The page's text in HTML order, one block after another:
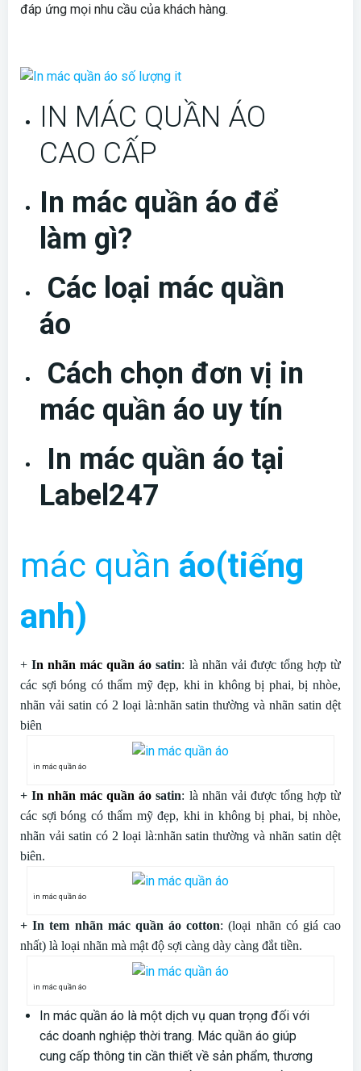
đáp ứng mọi nhu cầu của khách hàng.
IN MÁC QUẦN ÁO
CAO CẤP
In mác quần áo để
làm gì?
Các loại mác quần
áo
Cách chọn đơn vị in
mác quần áo uy tín
In mác quần áo tại
Label247
mác quần áo(tiếng
anh)
+In nhãn mác quần áo satin: là nhãn vải được tổng hợp từ
các sợi bóng có thẩm mỹ đẹp, khi in không bị phai, bị nhòe,
nhãn vải satin có 2 loại là:nhãn satin thường và nhãn satin dệt
biên
in mác quần áo
+ In nhãn mác quần áo satin: là nhãn vải được tổng hợp từ
các sợi bóng có thẩm mỹ đẹp, khi in không bị phai, bị nhòe,
nhãn vải satin có 2 loại là:nhãn satin thường và nhãn satin dệt
biên.
in mác quần áo
+ In tem nhãn mác quần áo cotton: (loại nhãn có giá cao
nhất) là loại nhãn mà mật độ sợi càng dày càng đắt tiền.
in mác quần áo
In mác quần áo là một dịch vụ quan trọng đối với
các doanh nghiệp thời trang. Mác quần áo giúp
cung cấp thông tin cần thiết về sản phẩm, thương